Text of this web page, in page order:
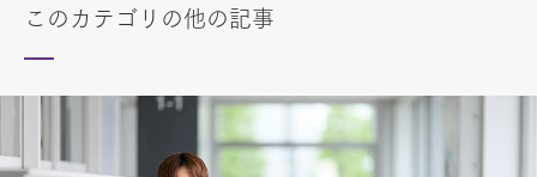
このカテゴリの他の記事